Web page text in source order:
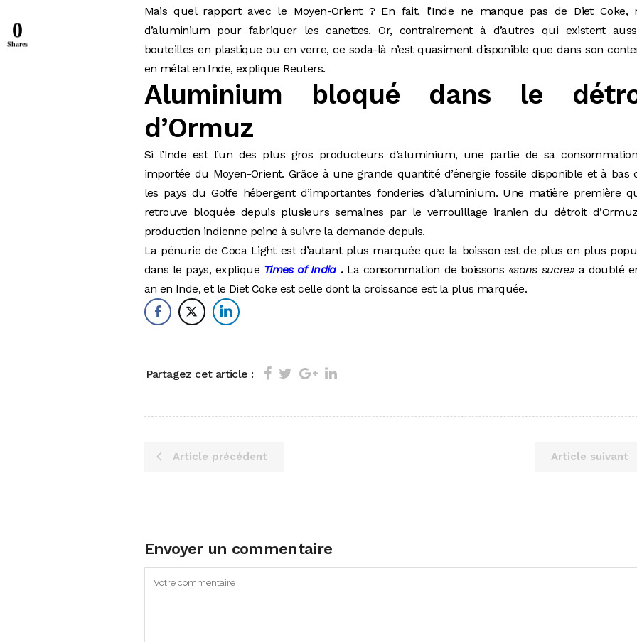
Mais quel rapport avec le Moyen-Orient ? En fait, l’Inde ne manque pas de Diet Coke,
d’aluminium pour fabriquer les canettes. Or, contrairement à d’autres qui existent
bouteilles en plastique ou en verre, ce soda-là n’est quasiment disponible que dans son
en métal en Inde, explique Reuters.
Aluminium bloqué dans le
d’Ormuz
Si l’Inde est l’un des plus gros producteurs d’aluminium, une partie de sa
importée du Moyen-Orient. Grâce à une grande quantité d’énergie fossile disponible et à bas
les pays du Golfe hébergent d’importantes fonderies d’aluminium. Une matière première
retrouve bloquée depuis plusieurs semaines par le verrouillage iranien du détroit
production indienne peine à suivre la demande depuis.
La pénurie de Coca Light est d’autant plus marquée que la boisson est de plus en plus
dans le pays, explique Times of India .La consommation de boissons «sans sucre»a doublé
an en Inde, et le Diet Coke est celle dont la croissance est la plus marquée.
Partagez cet article :
Article précédent Article suivant
Envoyer un commentaire
0
Shares